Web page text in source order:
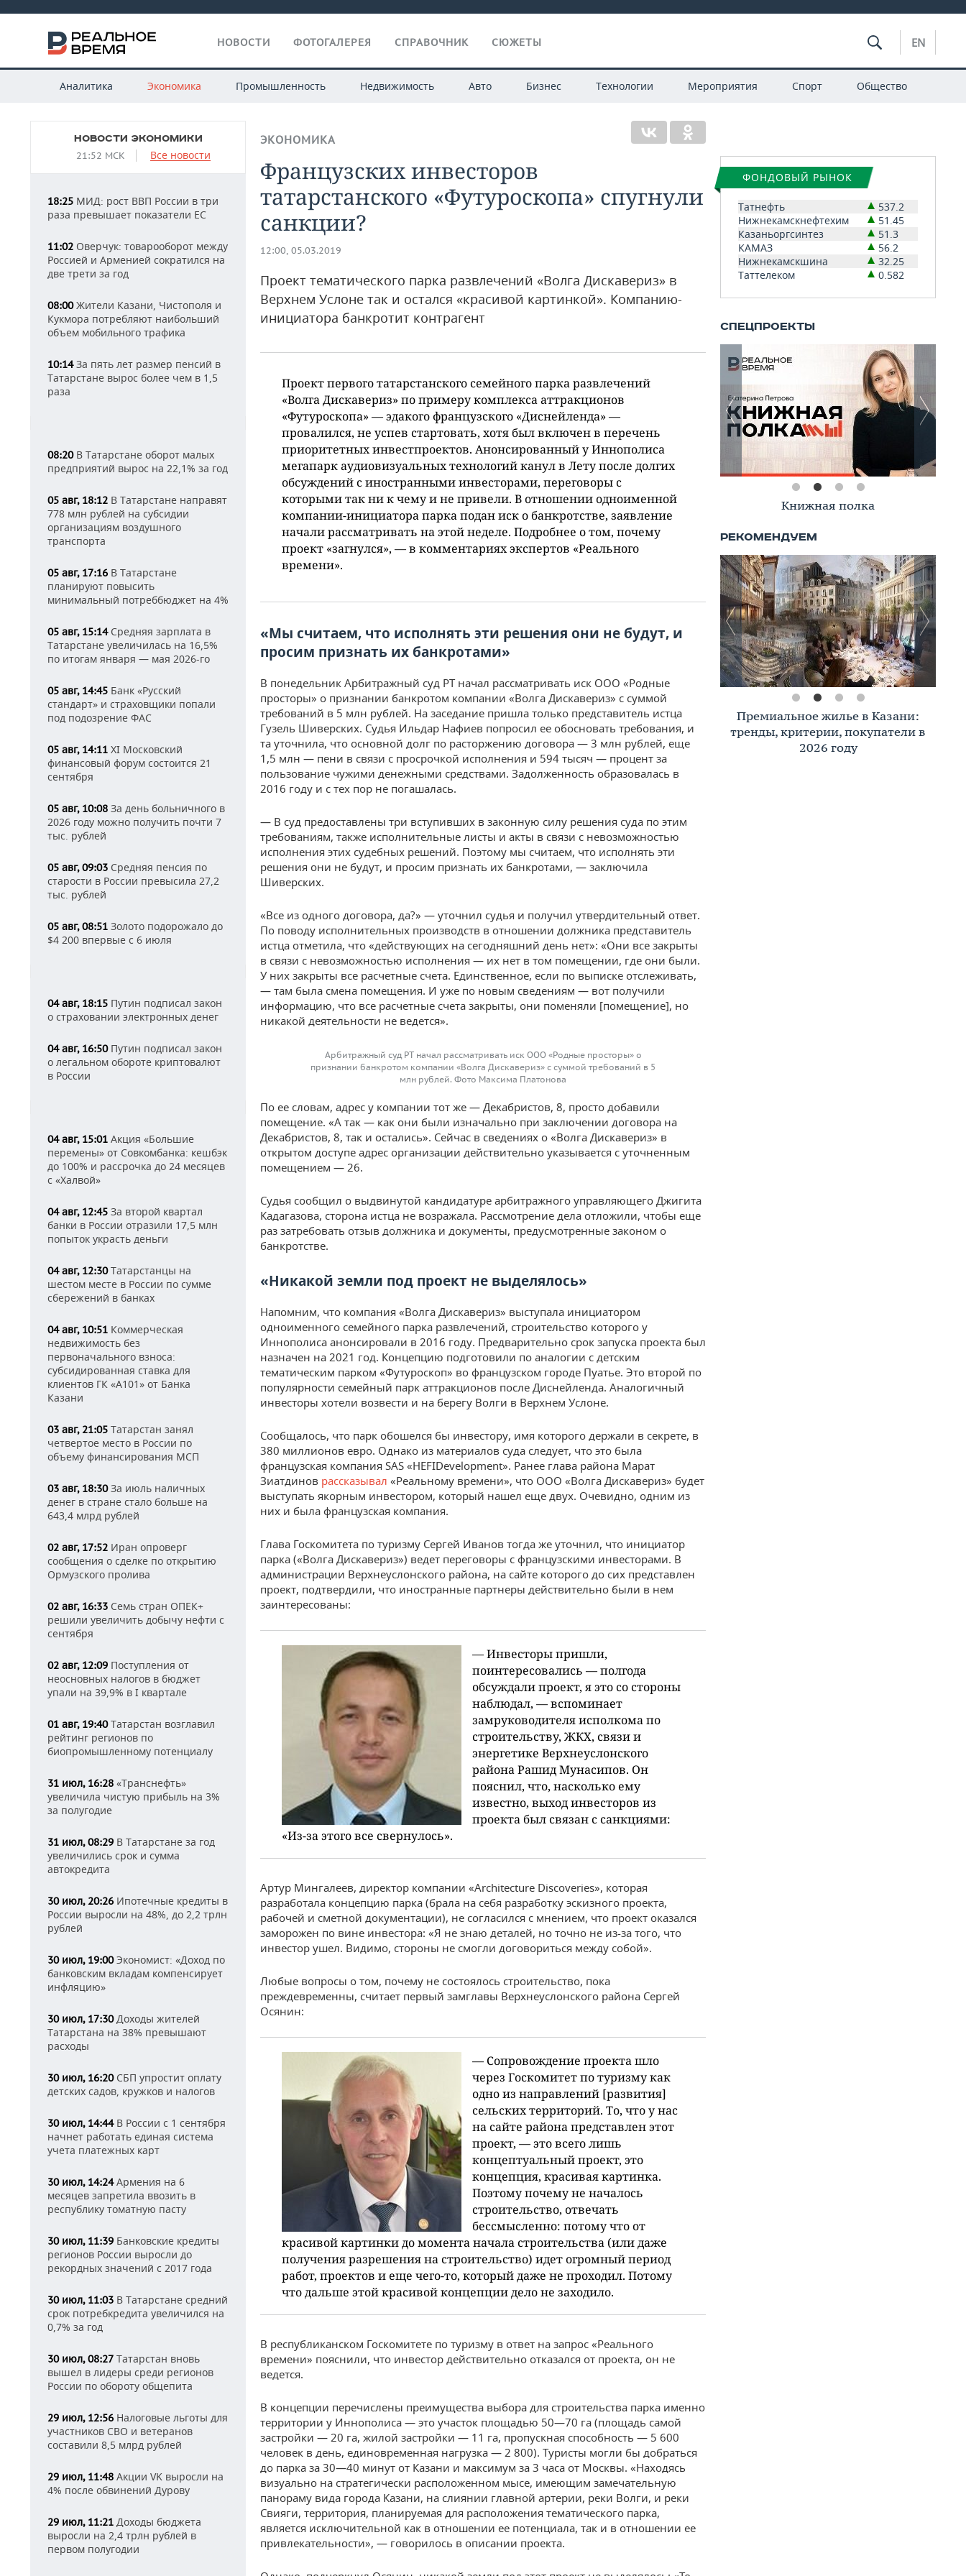
НОВОСТИ ФОТОГАЛЕРЕЯ СПРАВОЧНИК СЮЖЕТЫ EN
Аналитика Экономика Промышленность Недвижимость Авто Бизнес Технологии Мероприятия Спорт Общество
НОВОСТИ ЭКОНОМИКИ
21:52 МСК Все новости
18:25 МИД: рост ВВП России в три
раза превышает показатели ЕС
11:02 Оверчук: товарооборот между
Россией и Арменией сократился на
две трети за год
08:00Жители Казани, Чистополя и
Кукмора потребляют наибольший
объем мобильного трафика
10:14За пять лет размер пенсий в
Татарстане вырос более чем в 1,5
раза
08:20В Татарстане оборот малых
предприятий вырос на 22,1% за год
05 авг, 18:12 В Татарстане направят
778 млн рублей на субсидии
организациям воздушного
транспорта
05 авг, 17:16 В Татарстане
планируют повысить
минимальный потреббюджет на 4%
05 авг, 15:14Средняя зарплата в
Татарстане увеличилась на 16,5%
по итогам января — мая 2026-го
05 авг, 14:45 Банк «Русский
стандарт» и страховщики попали
под подозрение ФАС
05 авг, 14:11 XI Московский
финансовый форум состоится 21
сентября
05 авг, 10:08 За день больничного в
2026 году можно получить почти 7
тыс. рублей
05 авг, 09:03 Средняя пенсия по
старости в России превысила 27,2
тыс. рублей
05 авг, 08:51 Золото подорожало до
$4 200 впервые с 6 июля
04 авг, 18:15 Путин подписал закон
о страховании электронных денег
04 авг, 16:50Путин подписал закон
о легальном обороте криптовалют
в России
04 авг, 15:01 Акция «Большие
перемены» от Совкомбанка: кешбэк
до 100% и рассрочка до 24 месяцев
с «Халвой»
04 авг, 12:45 За второй квартал
банки в России отразили 17,5 млн
попыток украсть деньги
04 авг, 12:30Татарстанцы на
шестом месте в России по сумме
сбережений в банках
04 авг, 10:51 Коммерческая
недвижимость без
первоначального взноса:
субсидированная ставка для
клиентов ГК «А101» от Банка
Казани
03 авг, 21:05 Татарстан занял
четвертое место в России по
объему финансирования МСП
03 авг, 18:30За июль наличных
денег в стране стало больше на
643,4 млрд рублей
02 авг, 17:52 Иран опроверг
сообщения о сделке по открытию
Ормузского пролива
02 авг, 16:33 Семь стран ОПЕК+
решили увеличить добычу нефти с
сентября
02 авг, 12:09 Поступления от
неосновных налогов в бюджет
упали на 39,9% в I квартале
01 авг, 19:40Татарстан возглавил
рейтинг регионов по
биопромышленному потенциалу
31 июл, 16:28 «Транснефть»
увеличила чистую прибыль на 3%
за полугодие
31 июл, 08:29 В Татарстане за год
увеличились срок и сумма
автокредита
30 июл, 20:26 Ипотечные кредиты в
России выросли на 48%, до 2,2 трлн
рублей
30 июл, 19:00Экономист: «Доход по
банковским вкладам компенсирует
инфляцию»
30 июл, 17:30Доходы жителей
Татарстана на 38% превышают
расходы
30 июл, 16:20СБП упростит оплату
детских садов, кружков и налогов
30 июл, 14:44В России с 1 сентября
начнет работать единая система
учета платежных карт
30 июл, 14:24Армения на 6
месяцев запретила ввозить в
республику томатную пасту
30 июл, 11:39 Банковские кредиты
регионов России выросли до
рекордных значений с 2017 года
30 июл, 11:03 В Татарстане средний
срок потребкредита увеличился на
0,7% за год
30 июл, 08:27 Татарстан вновь
вышел в лидеры среди регионов
России по обороту общепита
29 июл, 12:56 Налоговые льготы для
участников СВО и ветеранов
составили 8,5 млрд рублей
29 июл, 11:48 Акции VK выросли на
4% после обвинений Дурову
29 июл, 11:21 Доходы бюджета
выросли на 2,4 трлн рублей в
первом полугодии
ЭКОНОМИКА
Французских инвесторов
татарстанского «Футуроскопа» спугнули
санкции?
12:00, 05.03.2019
Проект тематического парка развлечений «Волга Дискавериз» в
Верхнем Услоне так и остался «красивой картинкой». Компанию-
инициатора банкротит контрагент
Проект первого татарстанского семейного парка развлечений
«Волга Дискавериз» по примеру комплекса аттракционов
«Футуроскопа» — эдакого французского «Диснейленда» —
провалился, не успев стартовать, хотя был включен в перечень
приоритетных инвестпроектов. Анонсированный у Иннополиса
мегапарк аудиовизуальных технологий канул в Лету после долгих
обсуждений с иностранными инвесторами, переговоры с
которыми так ни к чему и не привели. В отношении одноименной
компании-инициатора парка подан иск о банкротстве, заявление
начали рассматривать на этой неделе. Подробнее о том, почему
проект «загнулся», — в комментариях экспертов «Реального
времени».
«Мы считаем, что исполнять эти решения они не будут, и
просим признать их банкротами»
В понедельник Арбитражный суд РТ начал рассматривать иск ООО «Родные
просторы» о признании банкротом компании «Волга Дискавериз» с суммой
требований в 5 млн рублей. На заседание пришла только представитель истца
Гузель Шиверских. Судья Ильдар Нафиев попросил ее обосновать требования, и
та уточнила, что основной долг по расторжению договора — 3 млн рублей, еще
1,5 млн — пени в связи с просрочкой исполнения и 594 тысяч — процент за
пользование чужими денежными средствами. Задолженность образовалась в
2016 году и с тех пор не погашалась.
— В суд предоставлены три вступивших в законную силу решения суда по этим
требованиям, также исполнительные листы и акты в связи с невозможностью
исполнения этих судебных решений. Поэтому мы считаем, что исполнять эти
решения они не будут, и просим признать их банкротами, — заключила
Шиверских.
«Все из одного договора, да?» — уточнил судья и получил утвердительный ответ.
По поводу исполнительных производств в отношении должника представитель
истца отметила, что «действующих на сегодняшний день нет»: «Они все закрыты
в связи с невозможностью исполнения — их нет в том помещении, где они были.
У них закрыты все расчетные счета. Единственное, если по выписке отслеживать,
— там была смена помещения. И уже по новым сведениям — вот получили
информацию, что все расчетные счета закрыты, они поменяли [помещение], но
никакой деятельности не ведется».
Арбитражный суд РТ начал рассматривать иск ООО «Родные просторы» о
признании банкротом компании «Волга Дискавериз» с суммой требований в 5
млн рублей. Фото Максима Платонова
По ее словам, адрес у компании тот же — Декабристов, 8, просто добавили
помещение. «А так — как они были изначально при заключении договора на
Декабристов, 8, так и остались». Сейчас в сведениях о «Волга Дискавериз» в
открытом доступе адрес организации действительно указывается с уточненным
помещением — 26.
Судья сообщил о выдвинутой кандидатуре арбитражного управляющего Джигита
Кадагазова, сторона истца не возражала. Рассмотрение дела отложили, чтобы еще
раз затребовать отзыв должника и документы, предусмотренные законом о
банкротстве.
«Никакой земли под проект не выделялось»
Напомним, что компания «Волга Дискавериз» выступала инициатором
одноименного семейного парка развлечений, строительство которого у
Иннополиса анонсировали в 2016 году. Предварительно срок запуска проекта был
назначен на 2021 год. Концепцию подготовили по аналогии с детским
тематическим парком «Футуроскоп» во французском городе Пуатье. Это второй по
популярности семейный парк аттракционов после Диснейленда. Аналогичный
инвесторы хотели возвести и на берегу Волги в Верхнем Услоне.
Сообщалось, что парк обошелся бы инвестору, имя которого держали в секрете, в
380 миллионов евро. Однако из материалов суда следует, что это была
французская компания SAS «HEFIDevelopment». Ранее глава района Марат
Зиатдинов рассказывал «Реальному времени», что ООО «Волга Дискавериз» будет
выступать якорным инвестором, который нашел еще двух. Очевидно, одним из
них и была французская компания.
Глава Госкомитета по туризму Сергей Иванов тогда же уточнил, что инициатор
парка («Волга Дискавериз») ведет переговоры с французскими инвесторами. В
администрации Верхнеуслонского района, на сайте которого до сих представлен
проект, подтвердили, что иностранные партнеры действительно были в нем
заинтересованы:
— Инвесторы пришли,
поинтересовались — полгода
обсуждали проект, я это со стороны
наблюдал, — вспоминает
замруководителя исполкома по
строительству, ЖКХ, связи и
энергетике Верхнеуслонского
района Рашид Мунасипов. Он
пояснил, что, насколько ему
известно, выход инвесторов из
проекта был связан с санкциями:
«Из-за этого все свернулось».
Артур Мингалеев, директор компании «Architecture Discoveries», которая
разработала концепцию парка (брала на себя разработку эскизного проекта,
рабочей и сметной документации), не согласился с мнением, что проект оказался
заморожен по вине инвестора: «Я не знаю деталей, но точно не из-за того, что
инвестор ушел. Видимо, стороны не смогли договориться между собой».
Любые вопросы о том, почему не состоялось строительство, пока
преждевременны, считает первый замглавы Верхнеуслонского района Сергей
Осянин:
— Сопровождение проекта шло
через Госкомитет по туризму как
одно из направлений [развития]
сельских территорий. То, что у нас
на сайте района представлен этот
проект, — это всего лишь
концептуальный проект, это
концепция, красивая картинка.
Поэтому почему не началось
строительство, отвечать
бессмысленно: потому что от
красивой картинки до момента начала строительства (или даже
получения разрешения на строительство) идет огромный период
работ, проектов и еще чего-то, который даже не проходил. Потому
что дальше этой красивой концепции дело не заходило.
В республиканском Госкомитете по туризму в ответ на запрос «Реального
времени» пояснили, что инвестор действительно отказался от проекта, он не
ведется.
В концепции перечислены преимущества выбора для строительства парка именно
территории у Иннополиса — это участок площадью 50—70 га (площадь самой
застройки — 20 га, жилой застройки — 11 га, пропускная способность — 5 600
человек в день, единовременная нагрузка — 2 800). Туристы могли бы добраться
до парка за 30—40 минут от Казани и максимум за 3 часа от Москвы. «Находясь
визуально на стратегически расположенном мысе, имеющим замечательную
панораму вида города Казани, на слиянии главной артерии, реки Волги, и реки
Свияги, территория, планируемая для расположения тематического парка,
является исключительной как в отношении ее потенциала, так и в отношении ее
привлекательности», — говорилось в описании проекта.
ФОНДОВЫЙ РЫНОК
Татнефть
537.2
Нижнекамскнефтехим
51.45
Казаньоргсинтез
51.3
КАМАЗ
56.2
Нижнекамскшина
32.25
Таттелеком
0.582
Книжная полка
Премиальное жилье в Казани:
тренды, критерии, покупатели в
2026 году